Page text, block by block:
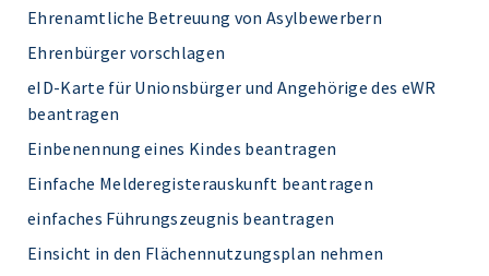
Ehrenamtliche Betreuung von Asylbewerbern
Ehrenbürger vorschlagen
eID-Karte für Unionsbürger und Angehörige des eWR
beantragen
Einbenennung eines Kindes beantragen
Einfache Melderegisterauskunft beantragen
einfaches Führungszeugnis beantragen
Einsicht in den Flächennutzungsplan nehmen